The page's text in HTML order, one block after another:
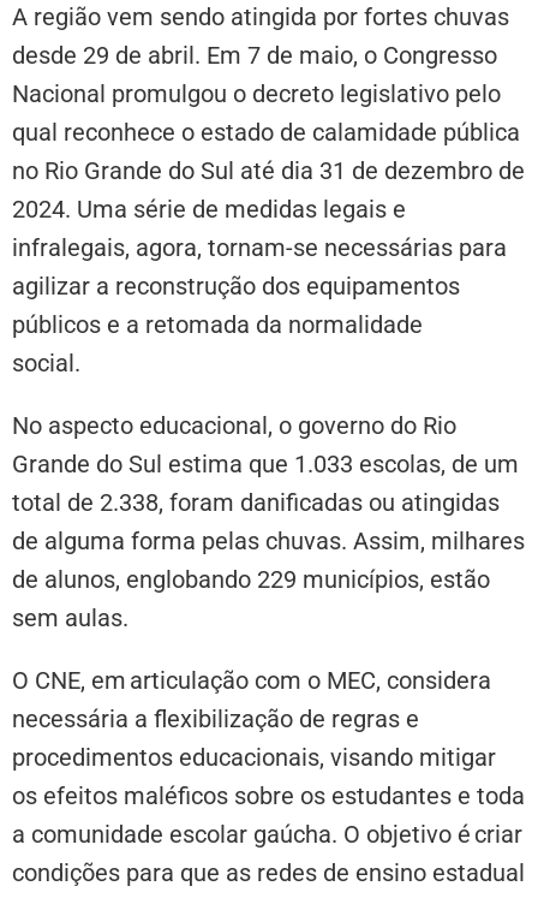
A região vem sendo atingida por fortes chuvas
desde 29 de abril. Em 7 de maio, o Congresso
Nacional promulgou o decreto legislativo pelo
qual reconhece o estado de calamidade pública
no Rio Grande do Sul até dia 31 de dezembro de
2024. Uma série de medidas legais e
infralegais, agora, tornam-se necessárias para
agilizar a reconstrução dos equipamentos
públicos e a retomada da normalidade
social.
No aspecto educacional, o governo do Rio
Grande do Sul estima que 1.033 escolas, de um
total de 2.338, foram danificadas ou atingidas
de alguma forma pelas chuvas. Assim, milhares
de alunos, englobando 229 municípios, estão
sem aulas.
O CNE, em articulação com o MEC, considera
necessária a flexibilização de regras e
procedimentos educacionais, visando mitigar
os efeitos maléficos sobre os estudantes e toda
a comunidade escolar gaúcha. O objetivo é criar
condições para que as redes de ensino estadual